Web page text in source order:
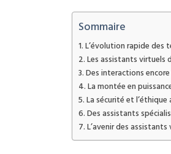
Sommaire
L’évolution rapide des
Les assistants virtuels
Des interactions
La montée en
La sécurité et
Des assistants
L’avenir des assistants